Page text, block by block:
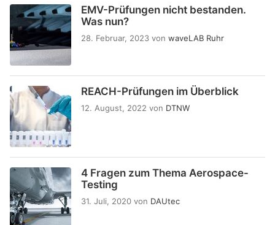
EMV-Prüfungen nicht bestanden.
Was nun?
28. Februar, 2023 von waveLAB Ruhr
REACH-Prüfungen im Überblick
12. August, 2022 von DTNW
4 Fragen zum Thema Aerospace-
Testing
31. Juli, 2020 von DAUtec